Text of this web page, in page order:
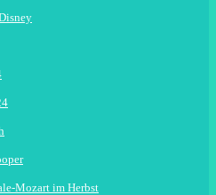
Mozart im Herbst